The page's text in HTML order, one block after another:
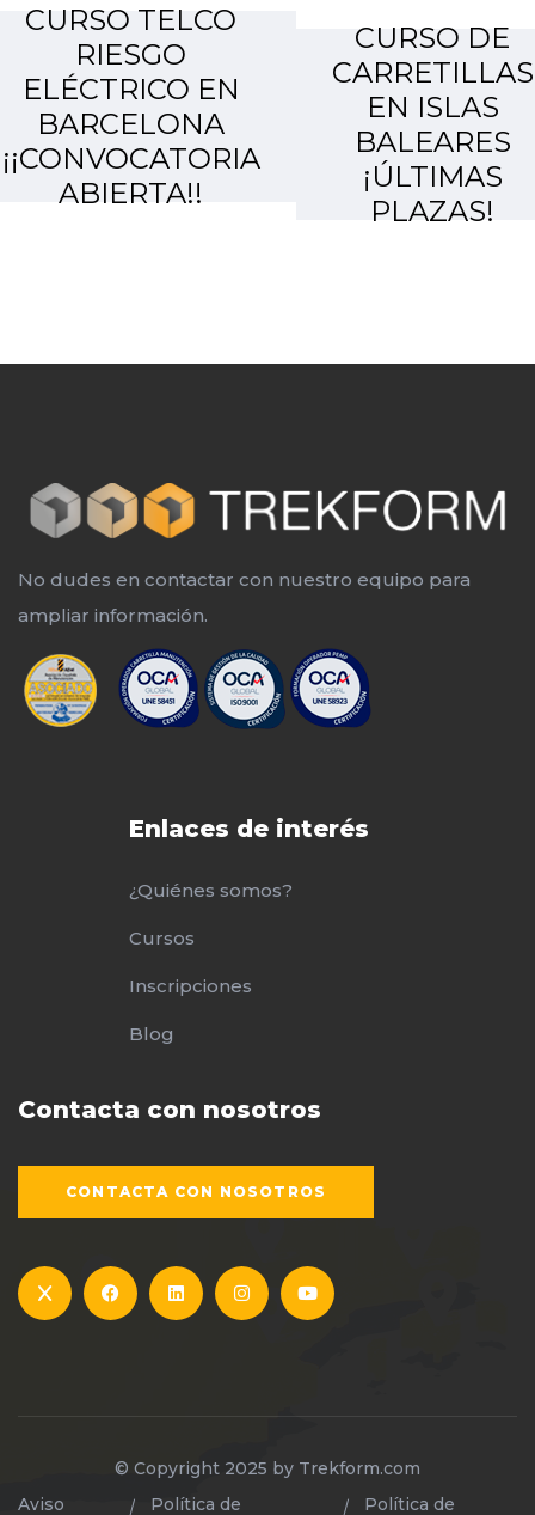
CURSO TELCO
RIESGO
ELÉCTRICO EN
BARCELONA
¡¡CONVOCATORIA
ABIERTA!!
CURSO DE
CARRETILLAS
EN ISLAS
BALEARES
¡ÚLTIMAS
PLAZAS!
No dudes en contactar con nuestro equipo para
ampliar información.
Enlaces de interés
¿Quiénes somos?
Cursos
Inscripciones
Blog
Contacta con nosotros
CONTACTA CON NOSOTROS
© Copyright 2025 by Trekform.com
Aviso
Política de Política de